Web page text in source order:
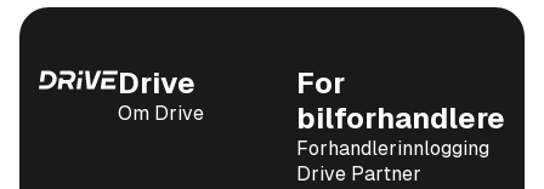
Drive
Om Drive
For
bilforhandlere
Forhandlerinnlogging
Drive Partner